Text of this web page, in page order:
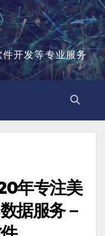
开发等专业服务
年专注美
据服务 –